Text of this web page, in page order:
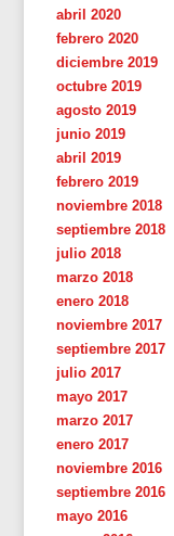
abril 2020
febrero 2020
diciembre 2019
octubre 2019
agosto 2019
junio 2019
abril 2019
febrero 2019
noviembre 2018
septiembre 2018
julio 2018
marzo 2018
enero 2018
noviembre 2017
septiembre 2017
julio 2017
mayo 2017
marzo 2017
enero 2017
noviembre 2016
septiembre 2016
mayo 2016